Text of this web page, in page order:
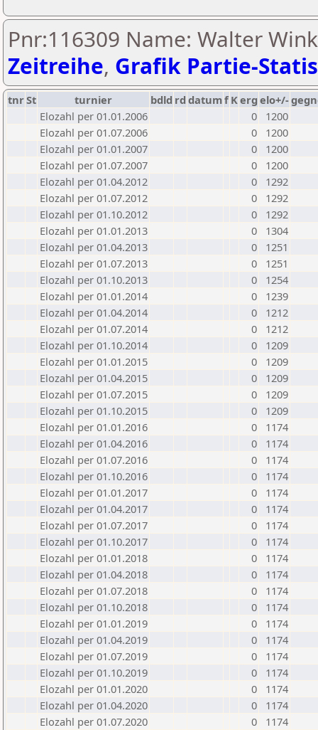
Pnr:116309 Name: Walter
Zeitreihe, Grafik Partie-
tnrSt turnier bdld rd datumf Kerg elo+/-
Elozahl per 01.01.2006
0
1200
Elozahl per 01.07.2006
0
1200
Elozahl per 01.01.2007
0
1200
Elozahl per 01.07.2007
0
1200
Elozahl per 01.04.2012
0
1292
Elozahl per 01.07.2012
0
1292
Elozahl per 01.10.2012
0
1292
Elozahl per 01.01.2013
0
1304
Elozahl per 01.04.2013
0
1251
Elozahl per 01.07.2013
0
1251
Elozahl per 01.10.2013
0
1254
Elozahl per 01.01.2014
0
1239
Elozahl per 01.04.2014
0
1212
Elozahl per 01.07.2014
0
1212
Elozahl per 01.10.2014
0
1209
Elozahl per 01.01.2015
0
1209
Elozahl per 01.04.2015
0
1209
Elozahl per 01.07.2015
0
1209
Elozahl per 01.10.2015
0
1209
Elozahl per 01.01.2016
0
1174
Elozahl per 01.04.2016
0
1174
Elozahl per 01.07.2016
0
1174
Elozahl per 01.10.2016
0
1174
Elozahl per 01.01.2017
0
1174
Elozahl per 01.04.2017
0
1174
Elozahl per 01.07.2017
0
1174
Elozahl per 01.10.2017
0
1174
Elozahl per 01.01.2018
0
1174
Elozahl per 01.04.2018
0
1174
Elozahl per 01.07.2018
0
1174
Elozahl per 01.10.2018
0
1174
Elozahl per 01.01.2019
0
1174
Elozahl per 01.04.2019
0
1174
Elozahl per 01.07.2019
0
1174
Elozahl per 01.10.2019
0
1174
Elozahl per 01.01.2020
0
1174
Elozahl per 01.04.2020
0
1174
Elozahl per 01.07.2020
0
1174